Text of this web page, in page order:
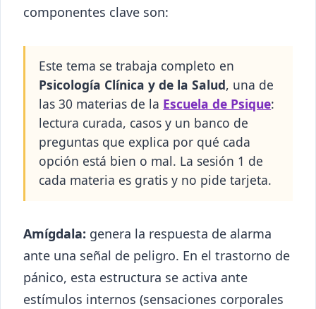
componentes clave son:
Este tema se trabaja completo en
Psicología Clínica y de la Salud, una de
las 30 materias de la Escuela de Psique:
lectura curada, casos y un banco de
preguntas que explica por qué cada
opción está bien o mal. La sesión 1 de
cada materia es gratis y no pide tarjeta.
Amígdala: genera la respuesta de alarma
ante una señal de peligro. En el trastorno de
pánico, esta estructura se activa ante
estímulos internos (sensaciones corporales